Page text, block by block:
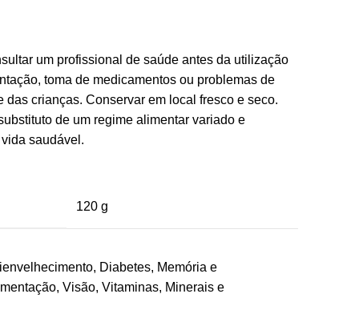
um profissional de saúde antes da utilização
toma de medicamentos ou problemas de
das crianças. Conservar em local fresco e seco.
de um regime alimentar variado e
saudável.
120 g
, Diabetes, Memória e
, Visão, Vitaminas, Minerais e